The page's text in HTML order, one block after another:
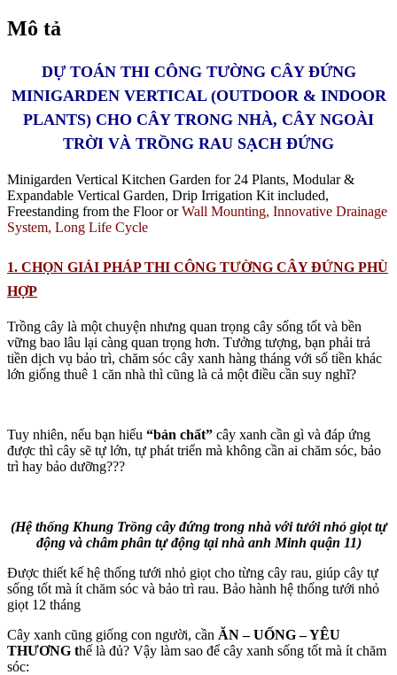
gồm
Khung
Minigarden
Tưới
Nhỏ
giọt
Xanh
+
Đất,
Phân
Khác
số
Mô tả
DỰ TOÁN THI CÔNG TƯỜNG CÂY ĐỨNG
MINIGARDEN VERTICAL (OUTDOOR & INDOOR
PLANTS) CHO CÂY TRONG NHÀ, CÂY NGOÀI
TRỜI VÀ TRỒNG RAU SẠCH ĐỨNG
Minigarden Vertical Kitchen Garden for 24 Plants, Modular &
Expandable Vertical Garden, Drip Irrigation Kit included,
Freestanding from the Floor orWall Mounting, Innovative Drainage
System, Long Life Cycle
1. CHỌN GIẢI PHÁP THI CÔNG TƯỜNG CÂY ĐỨNG PHÙ
HỢP
Trồng cây là một chuyện nhưng quan trọng cây sống tốt và bền
vững bao lâu lại càng quan trọng hơn. Tưởng tượng, bạn phải trả
tiền dịch vụ bảo trì, chăm sóc cây xanh hàng tháng với số tiền khác
lớn giống thuê 1 căn nhà thì cũng là cả một điều cần suy nghĩ?
Tuy nhiên, nếu bạn hiểu “bản chất” cây xanh cần gì và đáp ứng
được thì cây sẽ tự lớn, tự phát triển mà không cần ai chăm sóc, bảo
trì hay bảo dưỡng???
(Hệ thống Khung Trồng cây đứng trong nhà với tưới nhỏ giọt tự
động và châm phân tự động tại nhà anh Minh quận 11)
Được thiết kế hệ thống tưới nhỏ giọt cho từng cây rau, giúp cây tự
sống tốt mà ít chăm sóc và bảo trì rau. Bảo hành hệ thống tưới nhỏ
giọt 12 tháng
Cây xanh cũng giống con người, cần ĂN – UỐNG – YÊU
THƯƠNG thế là đủ? Vậy làm sao để cây xanh sống tốt mà ít chăm
sóc: